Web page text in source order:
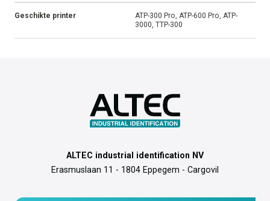
Geschikte printer
ATP-300 Pro, ATP-600 Pro, ATP-
3000, TTP-300
ALTEC industrial identification NV
Erasmuslaan 11 - 1804 Eppegem - Cargovil